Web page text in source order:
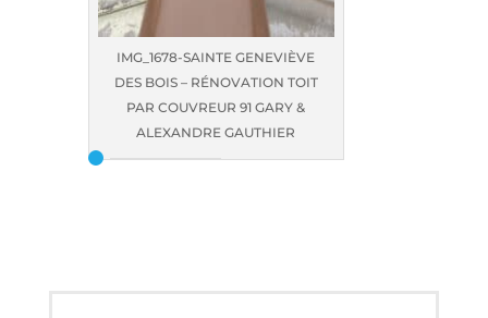
IMG_1678-SAINTE GENEVIÈVE
DES BOIS – RÉNOVATION TOIT
PAR COUVREUR 91 GARY &
ALEXANDRE GAUTHIER